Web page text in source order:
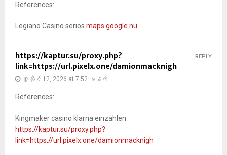
References:
Legiano Casino seriös maps.google.nu
https://kaptur.su/proxy.php?
link=https://url.pixelx.one/damionmacknigh
ဇူလိုင် 12, 2026 at 7:52 မနက်
References:
Kingmaker casino klarna einzahlen
https://kaptur.su/proxy.php?
link=https://url.pixelx.one/damionmacknigh
REPLY